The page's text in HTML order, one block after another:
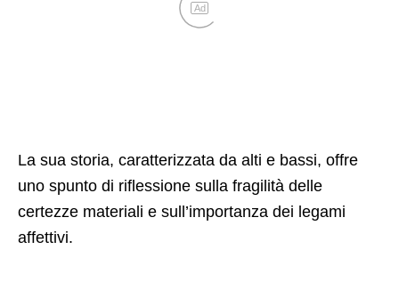
Ad
La sua storia, caratterizzata da alti e bassi, offre
uno spunto di riflessione sulla fragilità delle
certezze materiali e sull’importanza dei legami
affettivi.